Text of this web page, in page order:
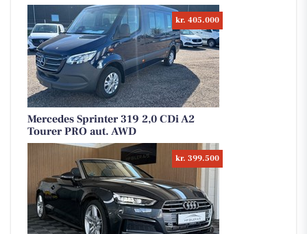
kr. 405.000
Mercedes Sprinter 319 2,0 CDi A2
Tourer PRO aut. AWD
kr. 399.500